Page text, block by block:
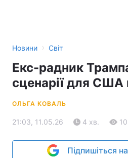
Новини › Світ
Екс-радник
сценарії для США
ОЛЬГА КОВАЛЬ
21:03, 11.05.26 4 хв.
Підпишіться